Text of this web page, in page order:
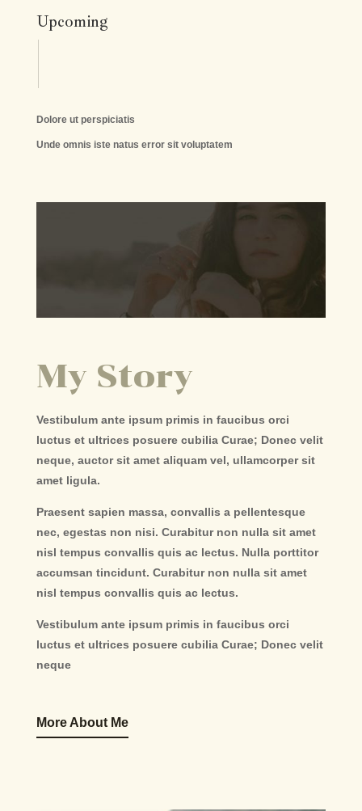
Upcoming
Dolore ut perspiciatis
Unde omnis iste natus error sit voluptatem
My Story
Vestibulum ante ipsum primis in faucibus orci
luctus et ultrices posuere cubilia Curae; Donec velit
neque, auctor sit amet aliquam vel, ullamcorper sit
amet ligula.
Praesent sapien massa, convallis a pellentesque
nec, egestas non nisi. Curabitur non nulla sit amet
nisl tempus convallis quis ac lectus. Nulla porttitor
accumsan tincidunt. Curabitur non nulla sit amet
nisl tempus convallis quis ac lectus.
Vestibulum ante ipsum primis in faucibus orci
luctus et ultrices posuere cubilia Curae; Donec velit
neque
More About Me